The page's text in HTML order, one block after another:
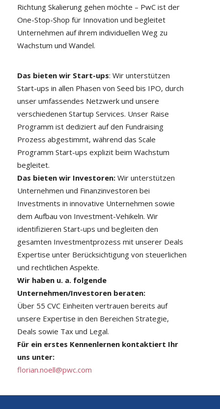
Richtung Skalierung gehen möchte – PwC ist der
One-Stop-Shop für Innovation und begleitet
Unternehmen auf ihrem individuellen Weg zu
Wachstum und Wandel.
Das bieten wir Start-ups: Wir unterstützen
Start-ups in allen Phasen von Seed bis IPO, durch
unser umfassendes Netzwerk und unsere
verschiedenen Startup Services. Unser Raise
Programm ist dediziert auf den Fundraising
Prozess abgestimmt, während das Scale
Programm Start-ups explizit beim Wachstum
begleitet.
Das bieten wir Investoren: Wir unterstützen
Unternehmen und Finanzinvestoren bei
Investments in innovative Unternehmen sowie
dem Aufbau von Investment-Vehikeln. Wir
identifizieren Start-ups und begleiten den
gesamten Investmentprozess mit unserer Deals
Expertise unter Berücksichtigung von steuerlichen
und rechtlichen Aspekte.
Wir haben u. a. folgende
Unternehmen/Investoren beraten:
Über 55 CVC Einheiten vertrauen bereits auf
unsere Expertise in den Bereichen Strategie,
Deals sowie Tax und Legal.
Für ein erstes Kennenlernen kontaktiert Ihr
uns unter:
florian.noell@pwc.com